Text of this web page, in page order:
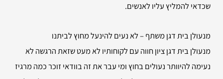
שכדאי להמליץ עליו לאנשים.
מנעולן בית דגן משתף – לא נעים להינעל מחוץ לביתנו
מנעולן בית דגן ציון חווה עם לקוחותיו לא מעט שזאת הרגשה לא
נעימה להיוותר נעולים בחוץ ומי עבר את זה בוודאי זוכר כמה מרגיז